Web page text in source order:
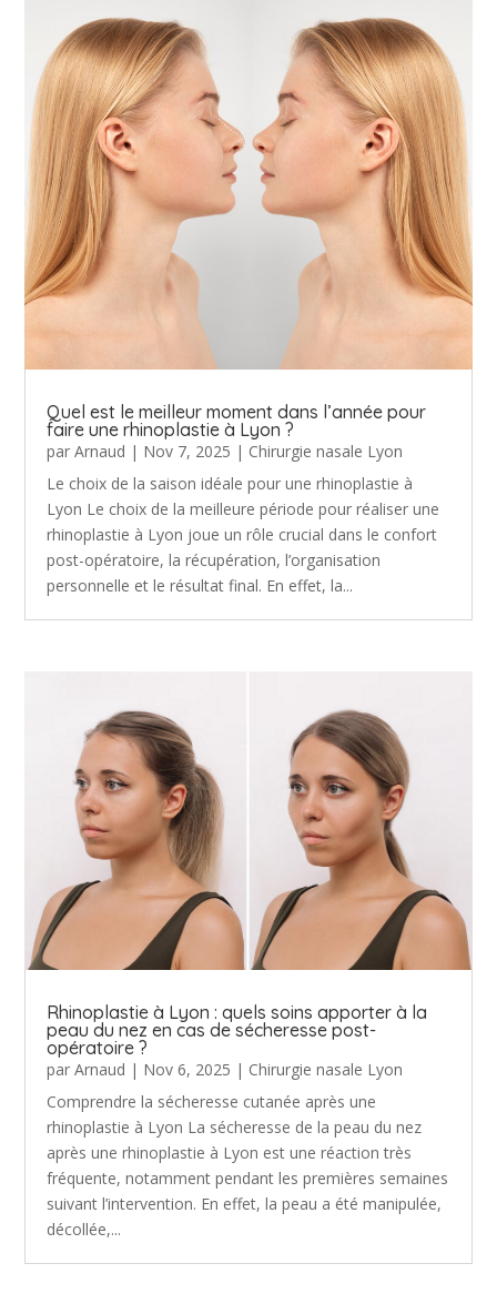
Quel est le meilleur moment dans l’année pour
faire une rhinoplastie à Lyon ?
parArnaud | Nov 7, 2025 | Chirurgie nasale Lyon
Le choix de la saison idéale pour une rhinoplastie à
Lyon Le choix de la meilleure période pour réaliser une
rhinoplastie à Lyon joue un rôle crucial dans le confort
post-opératoire, la récupération, l’organisation
personnelle et le résultat final. En effet, la...
Rhinoplastie à Lyon : quels soins apporter à la
peau du nez en cas de sécheresse post-
opératoire ?
parArnaud | Nov 6, 2025 | Chirurgie nasale Lyon
Comprendre la sécheresse cutanée après une
rhinoplastie à Lyon La sécheresse de la peau du nez
après une rhinoplastie à Lyon est une réaction très
fréquente, notamment pendant les premières semaines
suivant l’intervention. En effet, la peau a été manipulée,
décollée,...